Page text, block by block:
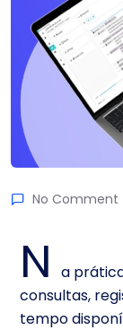
No Comment
N
a
consultas,
tempo